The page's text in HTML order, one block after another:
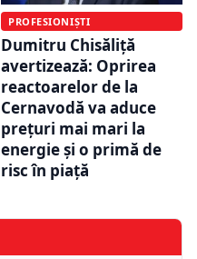
PROFESIONIȘTI
Dumitru Chisăliță
avertizează: Oprirea
reactoarelor de la
Cernavodă va aduce
prețuri mai mari la
energie și o primă de
risc în piață